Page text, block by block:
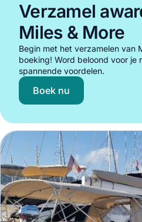
Verzamel
Miles & More
Begin met het verzamelen van
boeking! Word beloond voor je
spannende voordelen.
Boek nu